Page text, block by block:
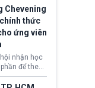
Rút khỏi
Âu
lại eo biển
đường cho
hoạt
hải. Những
giao tích
tức tác động
năng
giá dầu thế
dưới
Chevening
thức
ứng viên
hội nhận học
để theo
trình thạc sĩ
Anh đã